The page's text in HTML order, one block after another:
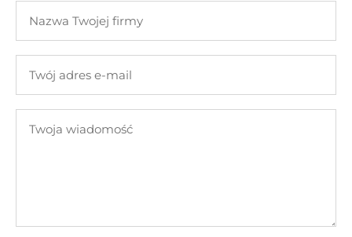
nazwisko
Twojej
adres
mail
wiadomość